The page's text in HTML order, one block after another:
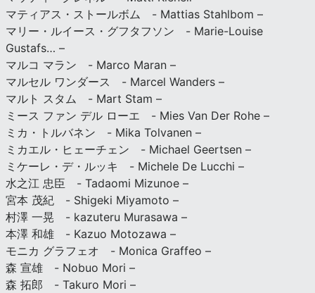
マティアス・ストールボム - Mattias Stahlbom –
マリー・ルイース・グフタフソン - Marie-Louise
Gustafs… –
マルコ マラン - Marco Maran –
マルセル ワンダース - Marcel Wanders –
マルト スタム - Mart Stam –
ミース ファン デル ローエ - Mies Van Der Rohe –
ミカ・トルバネン - Mika Tolvanen –
ミカエル・ヒェーチェン - Michael Geertsen –
ミケーレ・デ・ルッキ - Michele De Lucchi –
水之江 忠臣 - Tadaomi Mizunoe –
宮本 茂紀 - Shigeki Miyamoto –
村澤 一晃 - kazuteru Murasawa –
本澤 和雄 - Kazuo Motozawa –
モニカ グラフェオ - Monica Graffeo –
森 宣雄 - Nobuo Mori –
森 拓郎 - Takuro Mori –